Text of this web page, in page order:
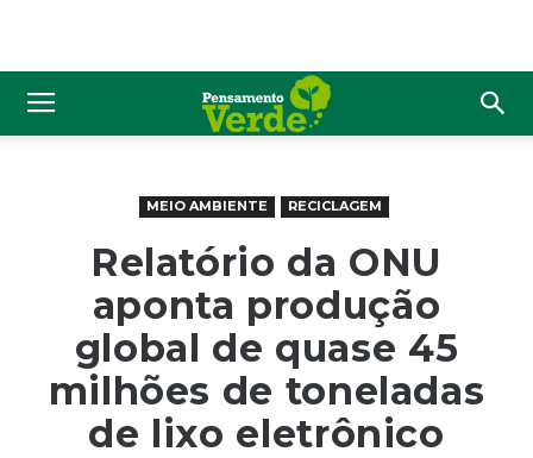
MEIO AMBIENTE RECICLAGEM
Relatório da ONU
aponta produção
global de quase 45
milhões de toneladas
de lixo eletrônico